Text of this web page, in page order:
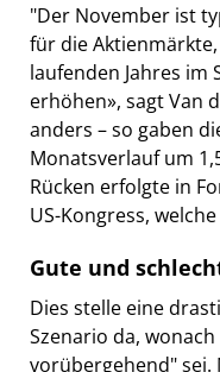
"Der November ist
für die
laufenden Jahres
erhöhen», sagt Van
anders – so gaben
Monatsverlauf um
Rücken erfolgte in
US-Kongress,
Gute und
Dies stelle eine
Szenario da,
vorübergehend" sei.